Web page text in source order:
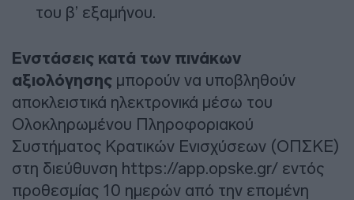
του β’ εξαμήνου.
Ενστάσεις κατά των πινάκων
αξιολόγησης μπορούν να υποβληθούν
αποκλειστικά ηλεκτρονικά μέσω του
Ολοκληρωμένου Πληροφοριακού
Συστήματος Κρατικών Ενισχύσεων (ΟΠΣΚΕ)
στη διεύθυνση https://app.opske.gr/ εντός
προθεσμίας 10 ημερών από την επομένη